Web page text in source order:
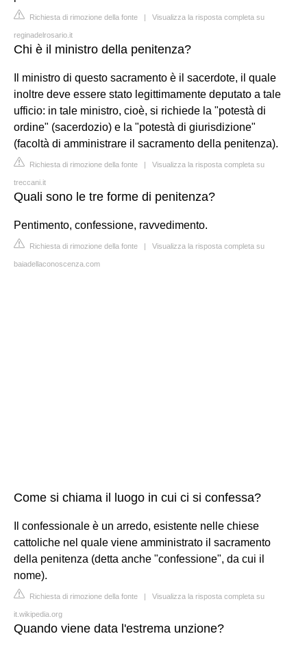
Richiesta di rimozione della fonte | Visualizza la risposta completa su
reginadelrosario.it
Chi è il ministro della penitenza?
Il ministro di questo sacramento è il sacerdote, il quale
inoltre deve essere stato legittimamente deputato a tale
ufficio: in tale ministro, cioè, si richiede la "potestà di
ordine" (sacerdozio) e la "potestà di giurisdizione"
(facoltà di amministrare il sacramento della penitenza).
Richiesta di rimozione della fonte | Visualizza la risposta completa su
treccani.it
Quali sono le tre forme di penitenza?
Pentimento, confessione, ravvedimento.
Richiesta di rimozione della fonte | Visualizza la risposta completa su
baiadellaconoscenza.com
Come si chiama il luogo in cui ci si confessa?
Il confessionale è un arredo, esistente nelle chiese
cattoliche nel quale viene amministrato il sacramento
della penitenza (detta anche "confessione", da cui il
nome).
Richiesta di rimozione della fonte | Visualizza la risposta completa su
it.wikipedia.org
Quando viene data l'estrema unzione?